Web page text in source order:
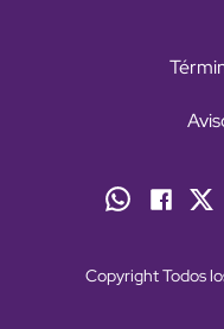
Copyright Todos